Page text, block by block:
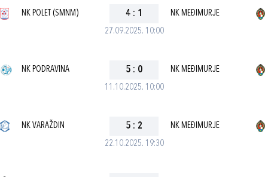
27.09.2025. 10:00
NK POLET (SMNM) 4 : 1 NK MEĐIMURJE
11.10.2025. 10:00
NK PODRAVINA 5 : 0 NK MEĐIMURJE
22.10.2025. 19:30
NK VARAŽDIN 5 : 2 NK MEĐIMURJE